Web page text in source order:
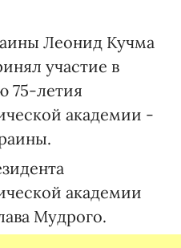
Леонид Кучма
участие в
75-летия
академии -
академии
Мудрого.